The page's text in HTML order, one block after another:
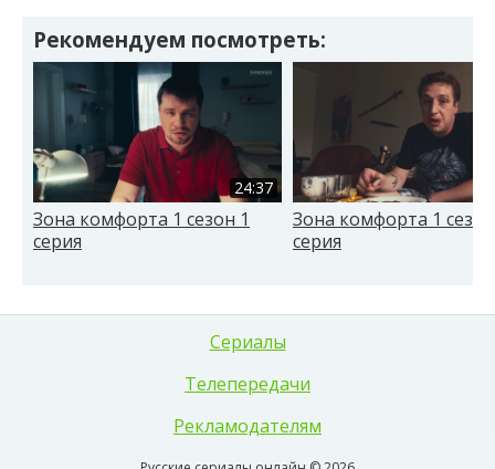
Рекомендуем посмотреть:
24:37
Зона комфорта 1 сезон 1
серия
Зона комфорта 1
серия
Сериалы
Телепередачи
Рекламодателям